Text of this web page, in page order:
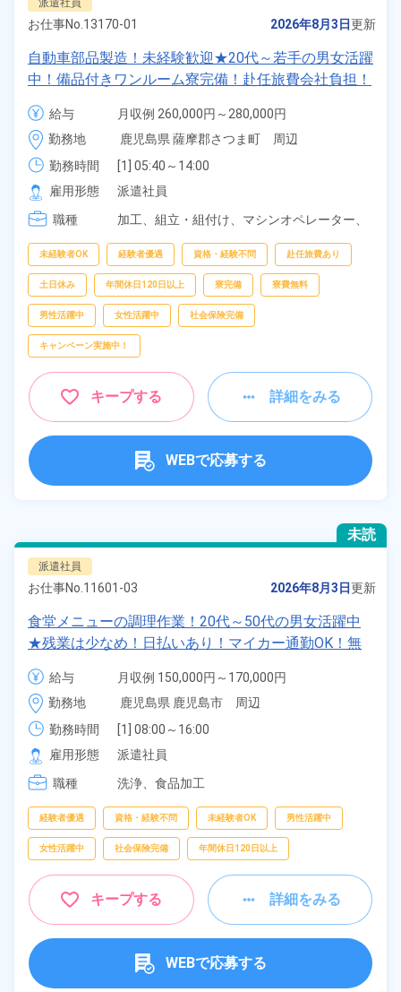
派遣社員
お仕事No. 13170-01 2026年8月3日更新
自動車部品製造！未経験歓迎★20代～若手の男女活躍
中！備品付きワンルーム寮完備！赴任旅費会社負担！
正社員登用制度あり！マイカー通勤OK！無料駐車場
完備！《鹿児島県薩摩郡さつま町》
給与
月収例 260,000円～280,000円
時給 1,300円～1,300円
勤務地
鹿児島県 薩摩郡さつま町　周辺
勤務時間
[1] 05:40～14:00
[2] 13:40～22:00
[3] 21:40～06:00
雇用形態
派遣社員
職種
加工、 組立・組付け、 マシンオペレーター、
未経験者OK 経験者優遇 資格・経験不問 赴任旅費あり
土日休み 年間休日120日以上 寮完備 寮費無料
男性活躍中 女性活躍中 社会保険完備
キャンペーン実施中！
キープする 詳細をみる
WEBで応募する
未読
派遣社員
お仕事No. 11601-03 2026年8月3日更新
食堂メニューの調理作業！20代～50代の男女活躍中
★残業は少なめ！日払いあり！マイカー通勤OK！無
料駐車場あり！社員食堂利用可！《鹿児島県鹿児島
市》給与
月収例 150,000円～170,000円
時給 1,100円～1,100円
勤務地
鹿児島県 鹿児島市　周辺
勤務時間
[1] 08:00～16:00
[2] 09:00～16:00
雇用形態
派遣社員
職種
洗浄、 食品加工
経験者優遇 資格・経験不問 未経験者OK 男性活躍中
女性活躍中 社会保険完備 年間休日120日以上
キープする 詳細をみる
WEBで応募する